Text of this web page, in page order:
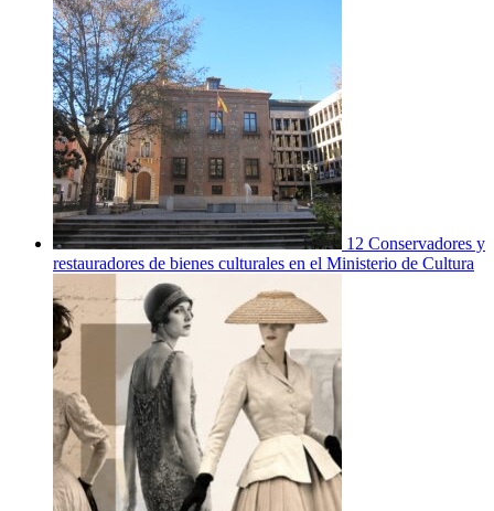
12 Conservadores y
restauradores de bienes culturales en el Ministerio de Cultura